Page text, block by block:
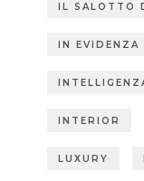
IL SALOTTO
IN EVIDENZA
INTERIOR
LUXURY